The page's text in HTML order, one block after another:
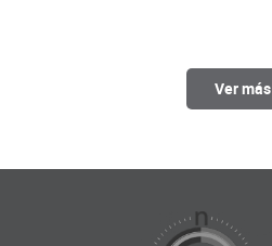
Ver más